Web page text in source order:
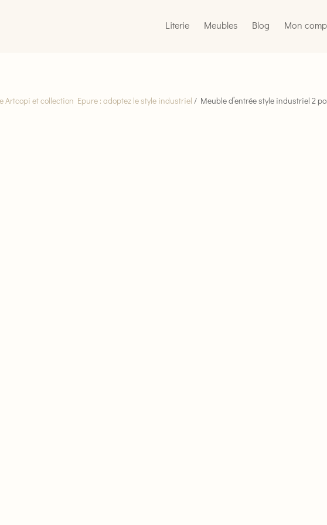
Literie Meubles Blog Mon
Artcopi et collection Epure : adoptez le style industriel / Meuble d’entrée style industriel 2